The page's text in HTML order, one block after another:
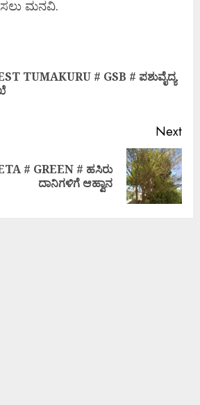
ಮನವಿ.
TUMAKURU # GSB # ಪಶುವೈದ್ಯ
Next
# GREEN # ಹಸಿರು
ದಾನಿಗಳಿಗೆ ಆಹ್ವಾನ